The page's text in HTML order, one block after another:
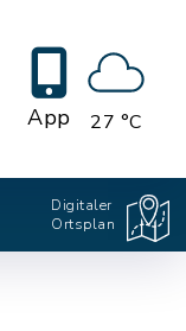
App 27 °C
Digitaler
Ortsplan